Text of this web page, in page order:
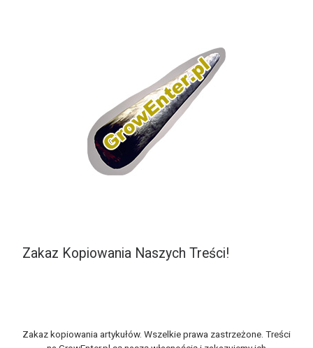
Zakaz Kopiowania Naszych Treści!
Zakaz kopiowania artykułów. Wszelkie prawa zastrzeżone. Treści